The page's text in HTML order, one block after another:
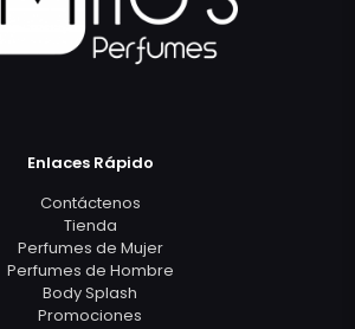
Enlaces Rápido
Contáctenos
Tienda
Perfumes de Mujer
Perfumes de Hombre
Body Splash
Promociones